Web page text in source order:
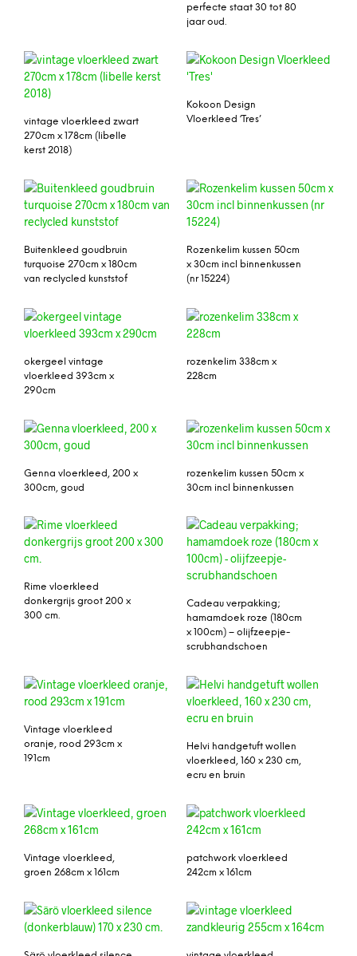
perfecte staat 30 tot 80
jaar oud.
vintage vloerkleed zwart
270cm x 178cm (libelle
kerst 2018)
Kokoon Design
Vloerkleed ‘Tres’
Buitenkleed goudbruin
turquoise 270cm x 180cm
van reclycled kunststof
Rozenkelim kussen 50cm
x 30cm incl binnenkussen
(nr 15224)
okergeel vintage
vloerkleed 393cm x
290cm
rozenkelim 338cm x
228cm
Genna vloerkleed, 200 x
300cm, goud
rozenkelim kussen 50cm x
30cm incl binnenkussen
Rime vloerkleed
donkergrijs groot 200 x
300 cm.
Cadeau verpakking;
hamamdoek roze (180cm
x 100cm) – olijfzeepje-
scrubhandschoen
Vintage vloerkleed
oranje, rood 293cm x
191cm
Helvi handgetuft wollen
vloerkleed, 160 x 230 cm,
ecru en bruin
Vintage vloerkleed,
groen 268cm x 161cm
patchwork vloerkleed
242cm x 161cm